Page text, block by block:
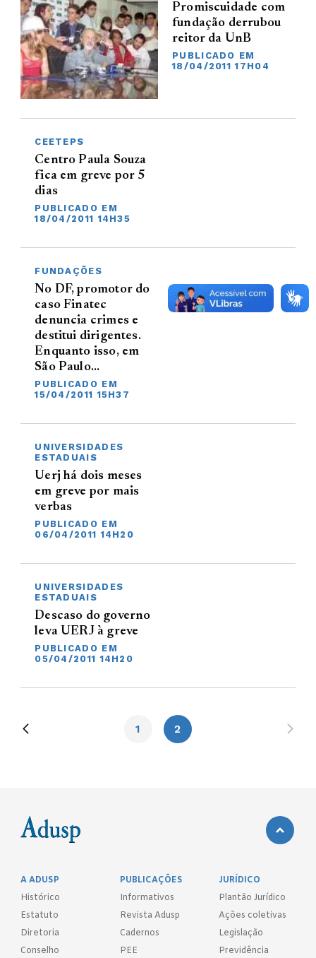
Promiscuidade com
fundação derrubou
reitor da UnB
PUBLICADO EM
18/04/2011 17H04
CEETEPS
Centro Paula Souza
fica em greve por 5
dias
PUBLICADO EM
18/04/2011 14H35
FUNDAÇÕES
No DF, promotor do
caso Finatec
denuncia crimes e
destitui dirigentes.
Enquanto isso, em
São Paulo…
PUBLICADO EM
15/04/2011 15H37
UNIVERSIDADES
ESTADUAIS
Uerj há dois meses
em greve por mais
verbas
PUBLICADO EM
06/04/2011 14H20
UNIVERSIDADES
ESTADUAIS
Descaso do governo
leva UERJ à greve
PUBLICADO EM
05/04/2011 14H20
1 2
A ADUSP
Histórico
Estatuto
Diretoria
Conselho
PUBLICAÇÕES
Informativos
Revista Adusp
Cadernos
PEE
JURÍDICO
Plantão Jurídico
Ações coletivas
Legislação
Previdência